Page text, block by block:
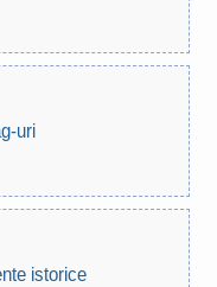
uri
istorice